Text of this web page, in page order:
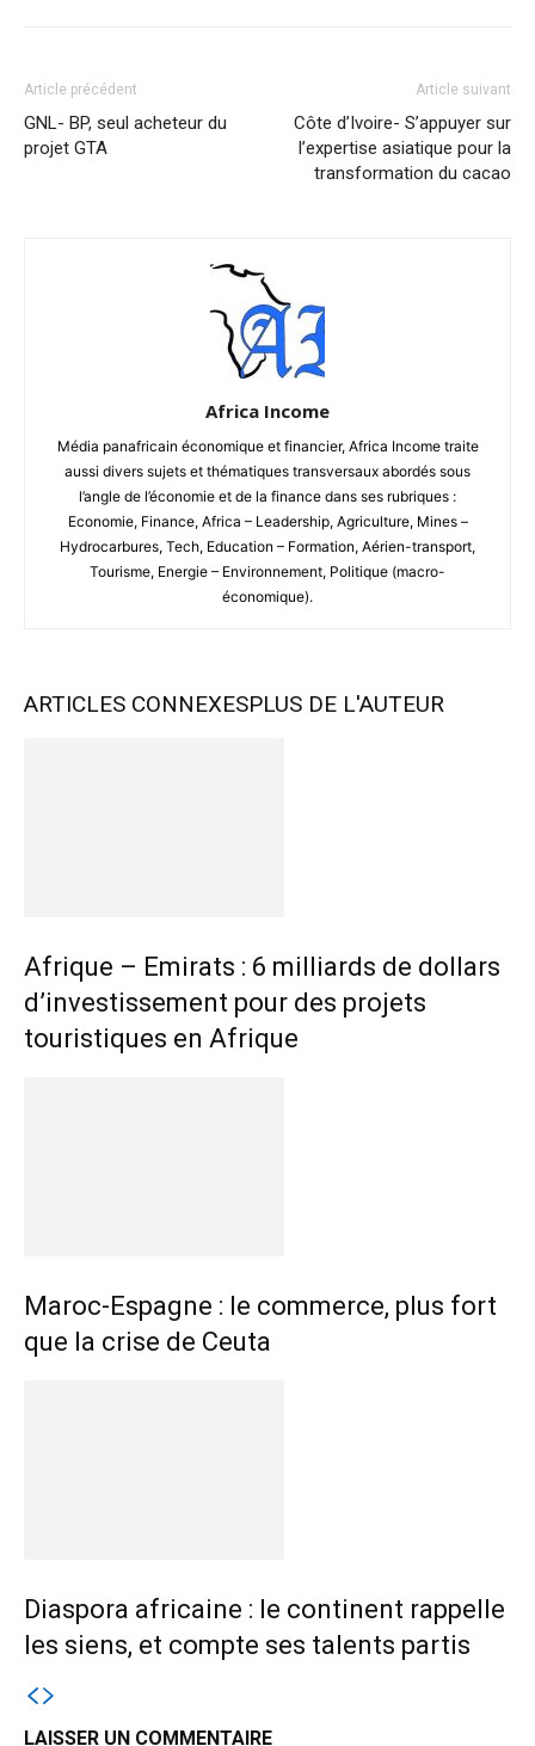
Article précédent
GNL- BP, seul acheteur du
projet GTA
Article suivant
Côte d’Ivoire- S’appuyer sur
l’expertise asiatique pour la
transformation du cacao
Africa Income
Média panafricain économique et financier, Africa Income traite
aussi divers sujets et thématiques transversaux abordés sous
l’angle de l’économie et de la finance dans ses rubriques :
Economie, Finance, Africa – Leadership, Agriculture, Mines –
Hydrocarbures, Tech, Education – Formation, Aérien-transport,
Tourisme, Energie – Environnement, Politique (macro-
économique).
ARTICLES CONNEXESPLUS DE L'AUTEUR
Afrique – Emirats : 6 milliards de dollars
d’investissement pour des projets
touristiques en Afrique
Maroc-Espagne : le commerce, plus fort
que la crise de Ceuta
Diaspora africaine : le continent rappelle
les siens, et compte ses talents partis
LAISSER UN COMMENTAIRE